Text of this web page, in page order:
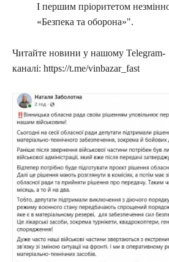
І першим пріоритетом
«Безпека та оборона»".
Читайте новини у нашому Telegram-
каналі: https://t.me/vinbazar_fast